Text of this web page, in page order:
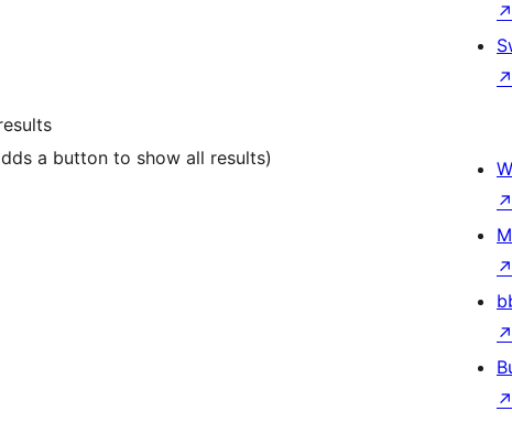
a button to show all results)
↗
↗
↗
↗
↗
↗